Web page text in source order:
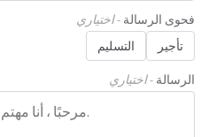
فحوى الرسالة - اختياري
تأجير التسليم
الرسالة - اختياري